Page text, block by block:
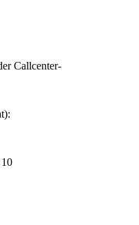
Callcenter-